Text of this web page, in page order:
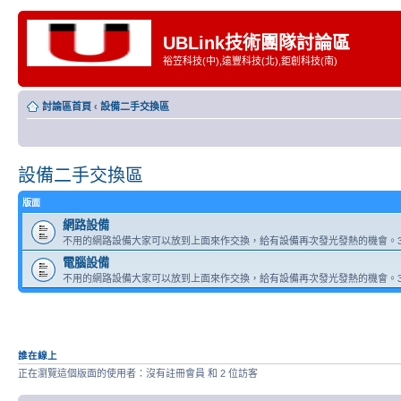
UBLink技術團隊討論區
裕笠科技(中),遠豐科技(北),鉅創科技(南)
討論區首頁 ‹ 設備二手交換區
設備二手交換區
版面
網路設備
不用的網路設備大家可以放到上面來作交換，給有設備再次發光發熱的機會。
電腦設備
不用的網路設備大家可以放到上面來作交換，給有設備再次發光發熱的機會。
誰在線上
正在瀏覽這個版面的使用者：沒有註冊會員 和 2 位訪客